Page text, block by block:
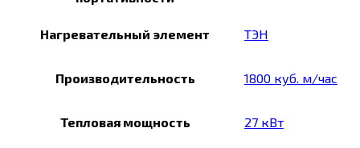
Нагревательный элемент ТЭН
Производительность 1800 куб. м/час
Тепловая мощность 27 кВт